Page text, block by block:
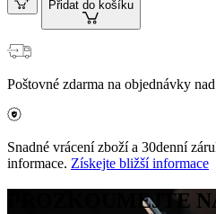
Přidat do košíku
Poštovné zdarma na objednávky
Snadné vrácení zboží a 30denní
informace. Získejte bližší informace
PROZKOUMEJTE